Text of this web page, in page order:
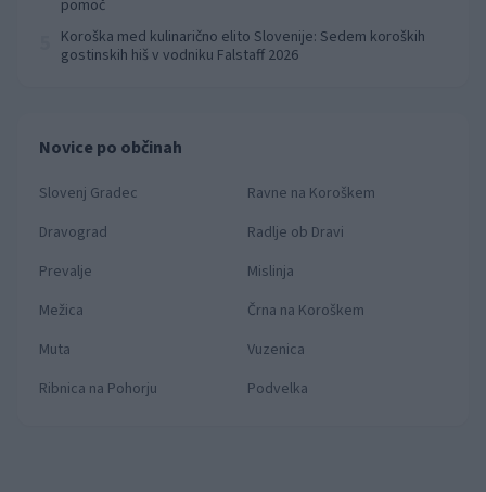
pomoč
Koroška med kulinarično elito Slovenije: Sedem koroških
gostinskih hiš v vodniku Falstaff 2026
Novice po občinah
Slovenj Gradec
Ravne na Koroškem
Dravograd
Radlje ob Dravi
Prevalje
Mislinja
Mežica
Črna na Koroškem
Muta
Vuzenica
Ribnica na Pohorju
Podvelka